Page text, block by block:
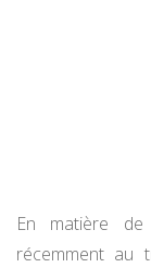
En matière
récemment au